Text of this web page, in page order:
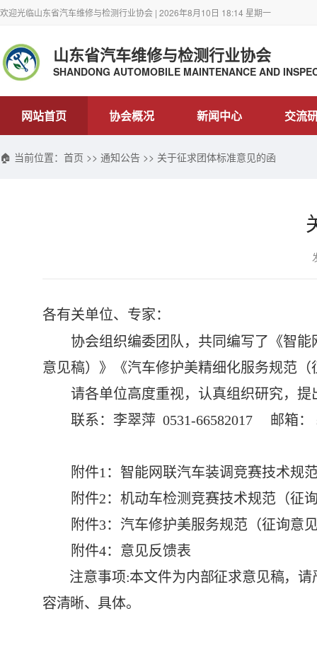
欢迎光临山东省汽车维修与检测行业协会 | 2026年8月10日 18:14 星期一
山东省汽车维修与检测行业协会
SHANDONG AUTOMOBILE MAINTENANCE AND
网站首页 协会概况 新闻中心 交流
🏠 当前位置： 首页 >> 通知公告 >> 关于征求团体标准意见的函
各有关单位、专家：
协会组织编委团队， 共同编写了《智
意见稿）》《汽车修护美精细化服务规范
请各单位高度重视，认真组织研究，提
联系： 李翠萍 0531-66582017 邮箱：
附件1 ：智能网联汽车装调竞赛技术规
附件2：机动车检测竞赛技术规范（征
附件3：汽车修护美服务规范（征询意
附件4：意见反馈表
注意事项:本文件为内部征求意见稿，
容清晰、具体。